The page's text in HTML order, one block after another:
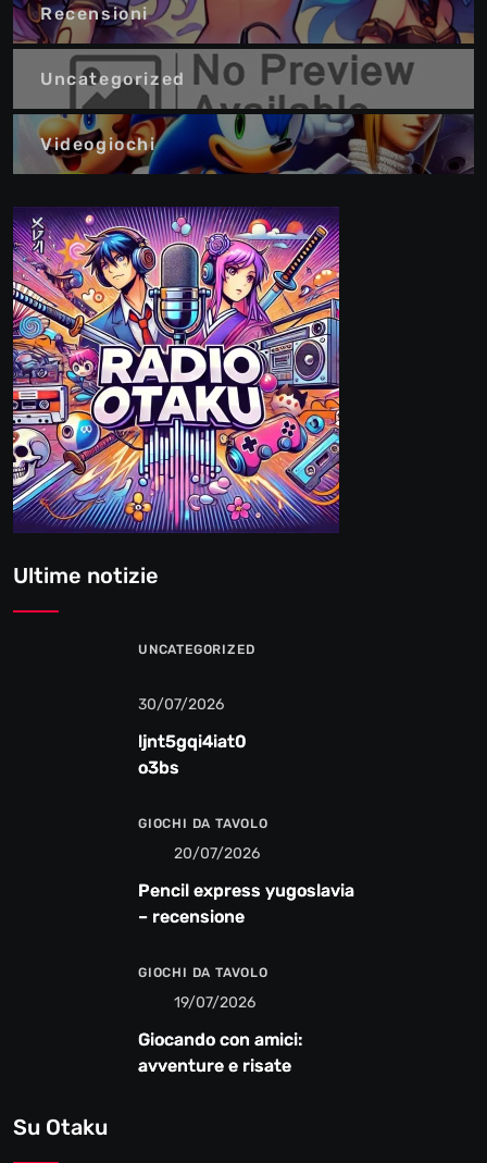
Recensioni
Uncategorized
Videogiochi
Ultime notizie
UNCATEGORIZED
30/07/2026
ljnt5gqi4iat0
o3bs
GIOCHI DA TAVOLO
20/07/2026
Pencil express yugoslavia
– recensione
GIOCHI DA TAVOLO
19/07/2026
Giocando con amici:
avventure e risate
Su Otaku